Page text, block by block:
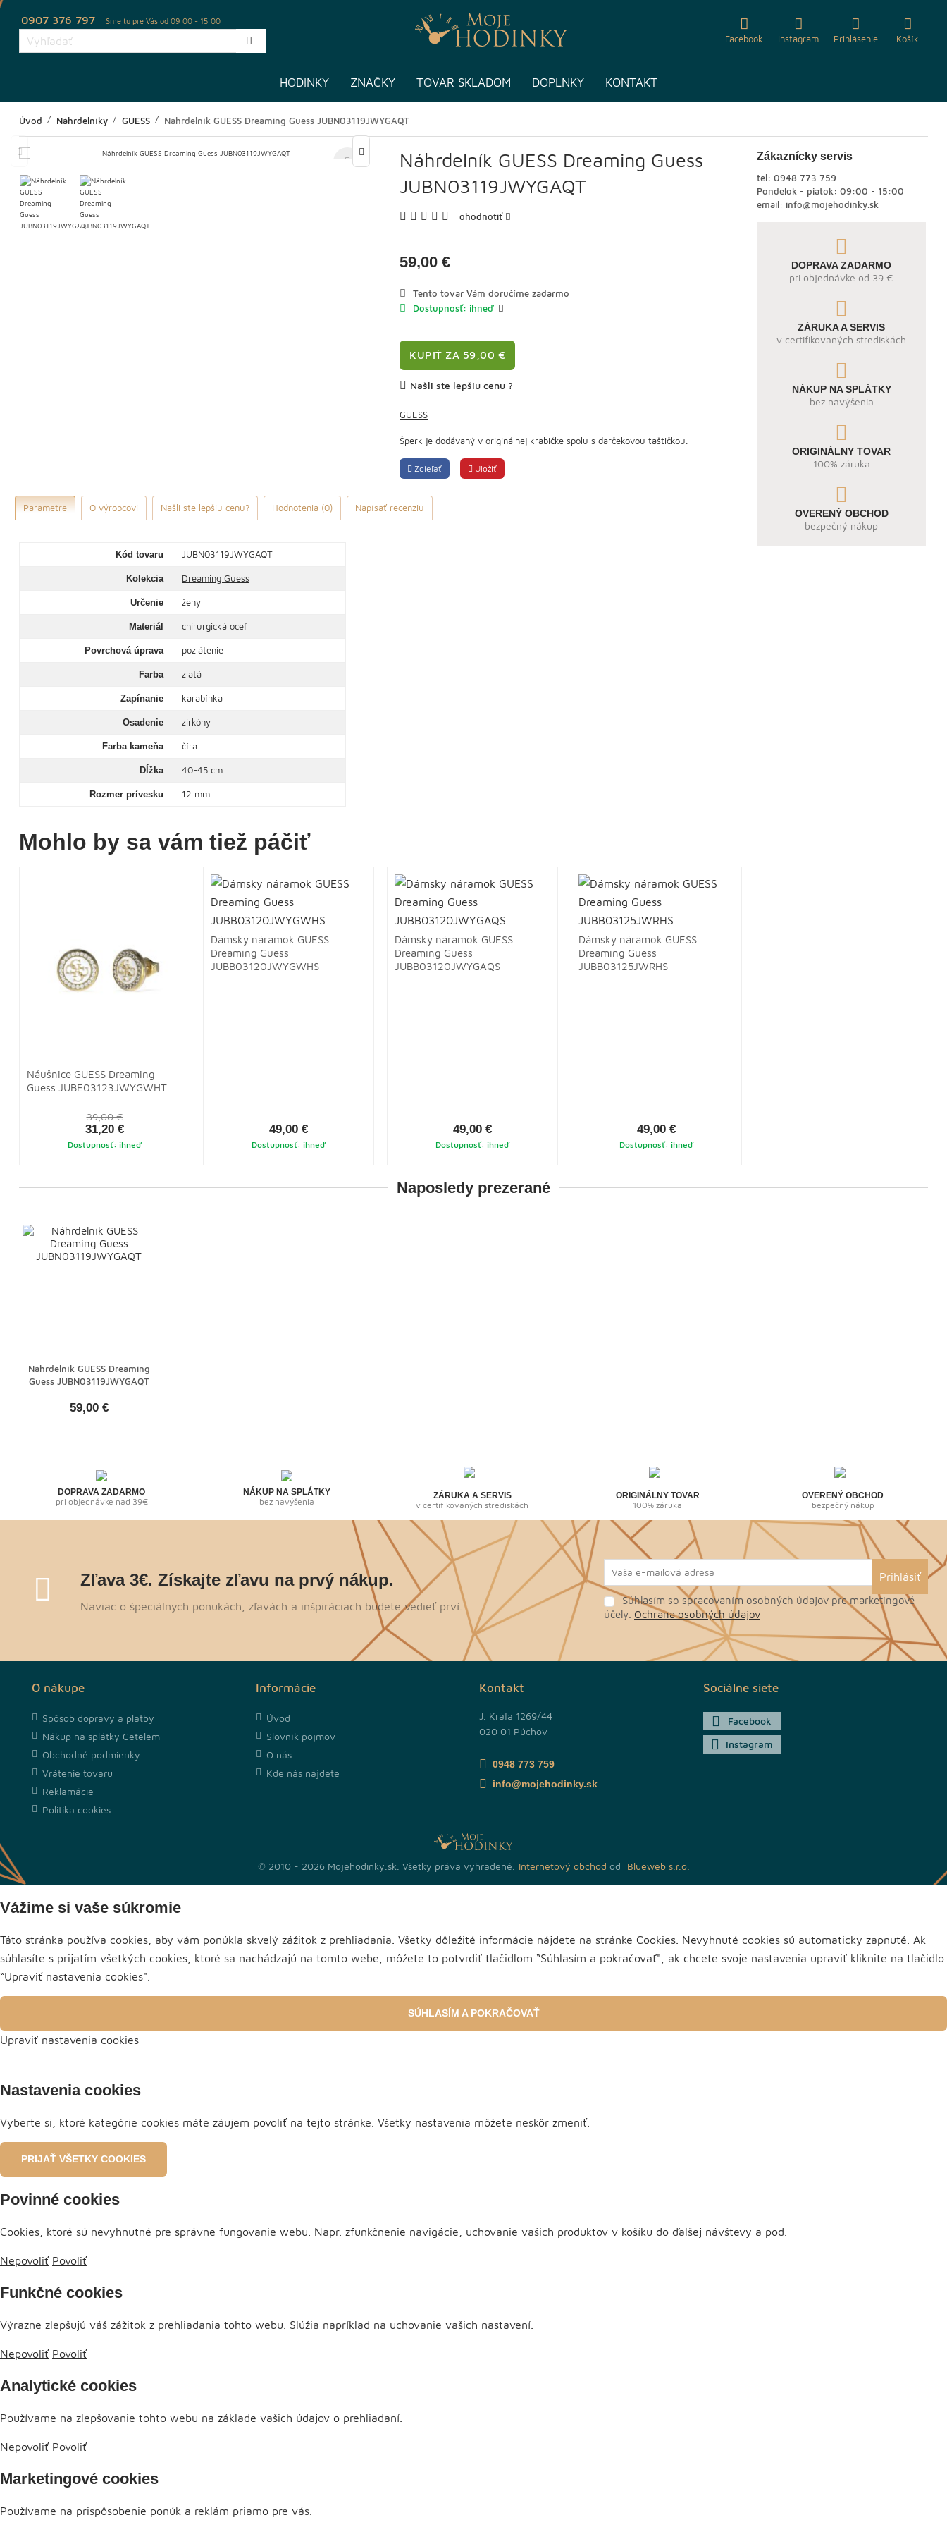
0907 376 797 Sme tu pre Vás od 09:00 - 15:00
Facebook Instagram Prihlásenie Košík
HODINKY ZNAČKY TOVAR SKLADOM DOPLNKY KONTAKT
Úvod Náhrdelníky GUESS Náhrdelník GUESS Dreaming Guess JUBN03119JWYGAQT
Náhrdelník GUESS Dreaming Guess
JUBN03119JWYGAQT
ohodnotiť
59,00 €
Tento tovar Vám doručíme zadarmo
Dostupnosť: ihneď
KÚPIŤ ZA 59,00 €
Našli ste lepšiu cenu ?
GUESS
Šperk je dodávaný v originálnej krabičke spolu s darčekovou taštičkou.
Zdieľať Uložiť
Parametre O výrobcovi Našli ste lepšiu cenu? Hodnotenia (0) Napísať recenziu
Kód tovaru JUBN03119JWYGAQT
Kolekcia Dreaming Guess
Určenie ženy
Materiál chirurgická oceľ
Povrchová úprava pozlátenie
Farba zlatá
Zapínanie karabínka
Osadenie zirkóny
Farba kameňa číra
Dĺžka 40-45 cm
Rozmer prívesku 12 mm
Zákaznícky servis
tel: 0948 773 759
Pondelok - piatok: 09:00 - 15:00
email: info@mojehodinky.sk
DOPRAVA ZADARMO
pri objednávke od 39 €
ZÁRUKA A SERVIS
v certifikovaných strediskách
NÁKUP NA SPLÁTKY
bez navýšenia
ORIGINÁLNY TOVAR
100% záruka
OVERENÝ OBCHOD
bezpečný nákup
Mohlo by sa vám tiež páčiť
Náušnice GUESS Dreaming
Guess JUBE03123JWYGWHT
39,00 €
31,20 €
Dostupnosť: ihneď
Dámsky náramok GUESS
Dreaming Guess
JUBB03120JWYGWHS
49,00 €
Dostupnosť: ihneď
Dámsky náramok GUESS
Dreaming Guess
JUBB03120JWYGAQS
49,00 €
Dostupnosť: ihneď
Dámsky náramok GUESS
Dreaming Guess
JUBB03125JWRHS
49,00 €
Dostupnosť: ihneď
Naposledy prezerané
Náhrdelník GUESS Dreaming
Guess JUBN03119JWYGAQT
59,00 €
DOPRAVA ZADARMO
pri objednávke nad 39€
NÁKUP NA SPLÁTKY
bez navýšenia
ZÁRUKA A SERVIS
v certifikovaných strediskách
ORIGINÁLNY TOVAR
100% záruka
OVERENÝ OBCHOD
bezpečný nákup
Zľava 3€. Získajte zľavu na prvý nákup.
Naviac o špeciálnych ponukách, zľavách a inšpiráciach budete vedieť prví.
Súhlasím so spracovaním osobných údajov pre marketingové
účely. Ochrana osobných údajov
O nákupe
Spôsob dopravy a platby
Nákup na splátky Cetelem
Obchodné podmienky
Vrátenie tovaru
Reklamácie
Politika cookies
Informácie
Úvod
Slovník pojmov
O nás
Kde nás nájdete
Kontakt
J. Kráľa 1269/44
020 01 Púchov
0948 773 759
info@mojehodinky.sk
Sociálne siete
Facebook
Instagram
© 2010 - 2026 Mojehodinky.sk. Všetky práva vyhradené. Internetový obchod od Blueweb s.r.o.
Vážime si vaše súkromie
Táto stránka používa cookies, aby vám ponúkla skvelý zážitok z prehliadania. Všetky dôležité informácie nájdete na stránke Cookies. Nevyhnuté cookies sú automaticky zapnuté. Ak
súhlasíte s prijatím všetkých cookies, ktoré sa nachádzajú na tomto webe, môžete to potvrdiť tlačidlom “Súhlasím a pokračovať", ak chcete svoje nastavenia upraviť kliknite na tlačidlo
“Upraviť nastavenia cookies".
SÚHLASÍM A POKRAČOVAŤ
Upraviť nastavenia cookies
Nastavenia cookies
Vyberte si, ktoré kategórie cookies máte záujem povoliť na tejto stránke. Všetky nastavenia môžete neskôr zmeniť.
PRIJAŤ VŠETKY COOKIES
Povinné cookies
Cookies, ktoré sú nevyhnutné pre správne fungovanie webu. Napr. zfunkčnenie navigácie, uchovanie vašich produktov v košíku do ďalšej návštevy a pod.
Nepovoliť Povoliť
Funkčné cookies
Výrazne zlepšujú váš zážitok z prehliadania tohto webu. Slúžia napríklad na uchovanie vašich nastavení.
Nepovoliť Povoliť
Analytické cookies
Používame na zlepšovanie tohto webu na základe vašich údajov o prehliadaní.
Nepovoliť Povoliť
Marketingové cookies
Používame na prispôsobenie ponúk a reklám priamo pre vás.